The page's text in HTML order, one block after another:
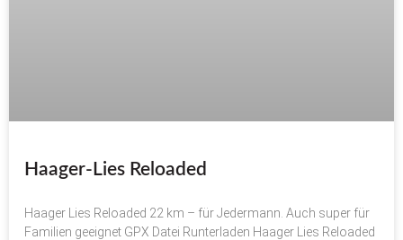
Haager-Lies Reloaded
Haager Lies Reloaded 22 km – für Jedermann. Auch super für
Familien geeignet GPX Datei Runterladen Haager Lies Reloaded